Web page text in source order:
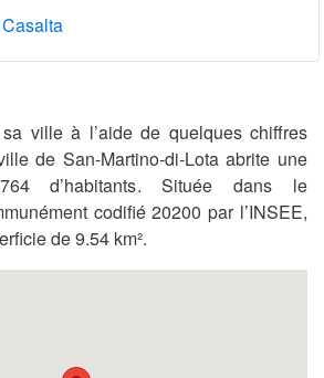
ville à l’aide de quelques chiffres
de San-Martino-di-Lota abrite une
d’habitants. Située dans le
codifié 20200 par l’INSEE,
de 9.54 km².